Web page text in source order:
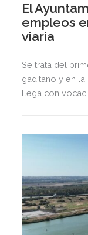
El
empleos
viaria
Se trata del
gaditano y en
llega con